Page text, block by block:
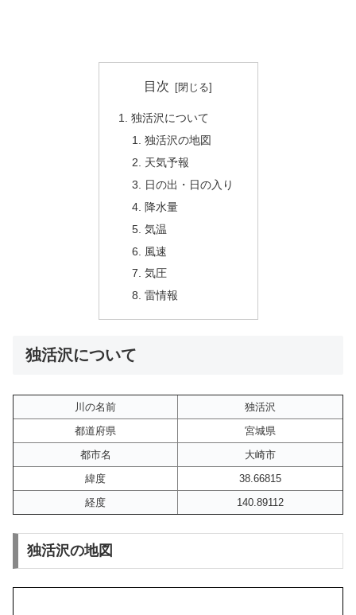
目次
独活沢について
独活沢の地図
天気予報
日の出・日の入り
降水量
気温
風速
気圧
雷情報
独活沢について
川の名前
独活沢
都道府県
宮城県
都市名
大崎市
緯度
38.66815
経度
140.89112
独活沢の地図